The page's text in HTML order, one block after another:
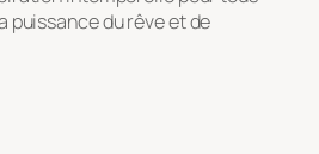
puissance du rêve et de